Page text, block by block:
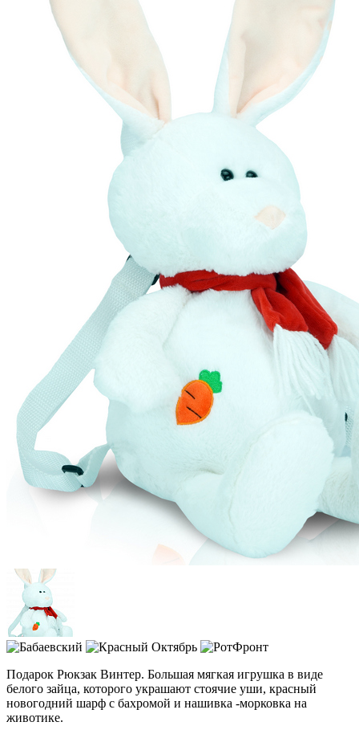
Подарок Рюкзак Винтер. Большая мягкая игрушка в виде
белого зайца, которого украшают стоячие уши, красный
новогодний шарф с бахромой и нашивка -морковка на
животике.